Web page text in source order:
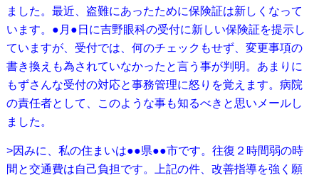
ました。最近、盗難にあったために保険証は新しくなって
います。●月●日に吉野眼科の受付に新しい保険証を提示し
ていますが、受付では、何のチェックもせず、変更事項の
書き換えも為されていなかったと言う事が判明。あまりに
もずさんな受付の対応と事務管理に怒りを覚えます。病院
の責任者として、このような事も知るべきと思いメールし
ました。
>因みに、私の住まいは●●県●●市です。往復２時間弱の時
間と交通費は自己負担です。上記の件、改善指導を強く願